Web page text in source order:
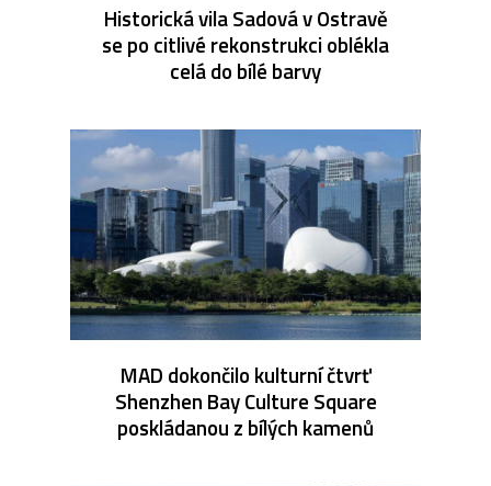
Historická vila Sadová v Ostravě
se po citlivé rekonstrukci oblékla
celá do bílé barvy
MAD dokončilo kulturní čtvrť
Shenzhen Bay Culture Square
poskládanou z bílých kamenů